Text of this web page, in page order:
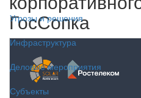
Угрозы и решения
Инфраструктура
Деловые мероприятия
Субъекты
ГосСопка